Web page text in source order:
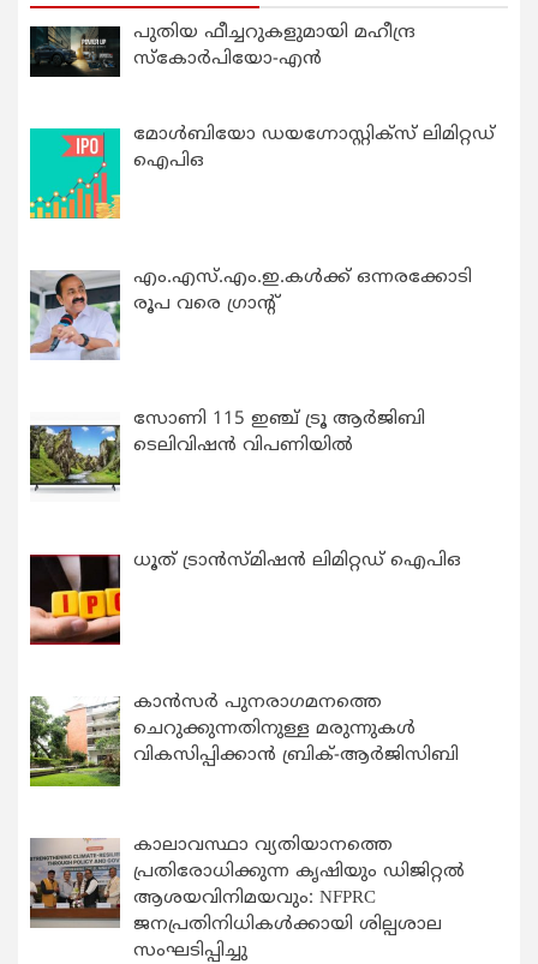
പുതിയ ഫീച്ചറുകളുമായി മഹീന്ദ്ര
സ്കോർപിയോ-എൻ
മോൾബിയോ ഡയഗ്നോസ്റ്റിക്സ് ലിമിറ്റഡ്
ഐപിഒ
എം.എസ്.എം.ഇ.കൾക്ക് ഒന്നരക്കോടി
രൂപ വരെ ഗ്രാന്റ്
സോണി 115 ഇഞ്ച് ട്രൂ ആർജിബി
ടെലിവിഷൻ വിപണിയിൽ
ധൂത് ട്രാൻസ്മിഷൻ ലിമിറ്റഡ് ഐപിഒ
കാന്‍സര്‍ പുനരാഗമനത്തെ
ചെറുക്കുന്നതിനുള്ള മരുന്നുകള്‍
വികസിപ്പിക്കാന്‍ ബ്രിക്-ആര്‍ജിസിബി
കാലാവസ്ഥാ വ്യതിയാനത്തെ
പ്രതിരോധിക്കുന്ന കൃഷിയും ഡിജിറ്റൽ
ആശയവിനിമയവും: NFPRC
ജനപ്രതിനിധികൾക്കായി ശില്പശാല
സംഘടിപ്പിച്ചു